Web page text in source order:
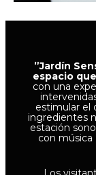
”Jardín
espacio
con una
estimular el
ingredientes
estación
con música